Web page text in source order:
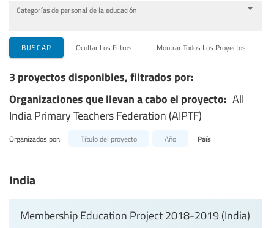
Categorías de personal de la educación
BUSCAR Ocultar Los Filtros Montrar Todos Los Proyectos
3 proyectos disponibles, filtrados por:
Organizaciones que llevan a cabo el proyecto: All
India Primary Teachers Federation (AIPTF)
Organizados por: Título del proyecto Año País
India
Membership Education Project 2018-2019 (India)